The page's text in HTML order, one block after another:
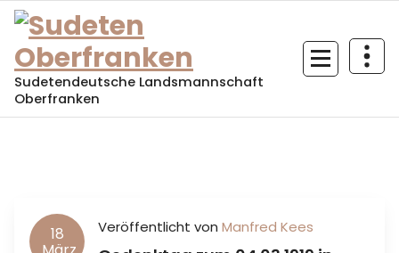
Sudetendeutsche Landsmannschaft
Oberfranken
18 Veröffentlicht von Manfred Kees